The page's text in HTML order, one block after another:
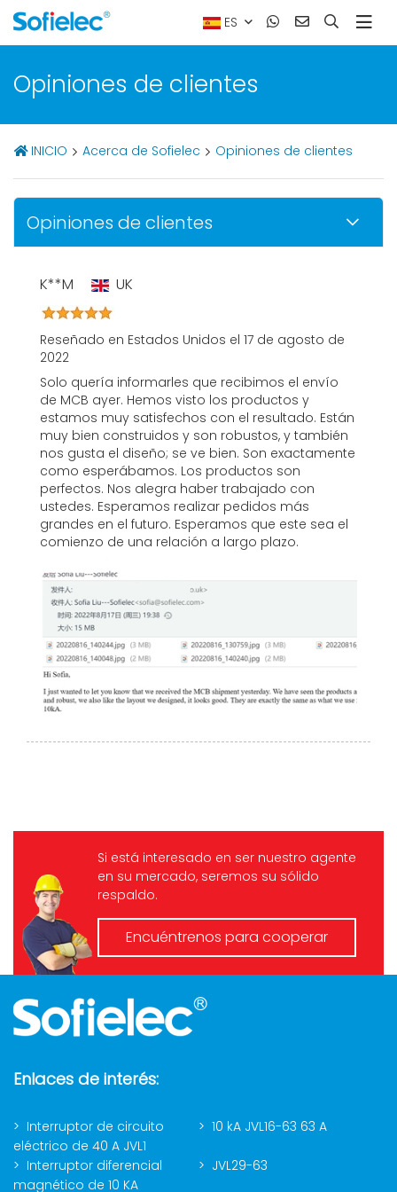
ES
Opiniones de clientes
INICIO Acerca de Sofielec Opiniones de clientes
Opiniones de clientes
K**M UK
Reseñado en Estados Unidos el 17 de agosto de
2022
Solo quería informarles que recibimos el envío
de MCB ayer. Hemos visto los productos y
estamos muy satisfechos con el resultado. Están
muy bien construidos y son robustos, y también
nos gusta el diseño; se ve bien. Son exactamente
como esperábamos. Los productos son
perfectos. Nos alegra haber trabajado con
ustedes. Esperamos realizar pedidos más
grandes en el futuro. Esperamos que este sea el
comienzo de una relación a largo plazo.
Si está interesado en ser nuestro agente
en su mercado, seremos su sólido
respaldo.
Encuéntrenos para cooperar
Enlaces de interés:
Interruptor de circuito
eléctrico de 40 A JVL1
10 kA JVL16-63 63 A
Interruptor diferencial
magnético de 10 KA
JVL29-63